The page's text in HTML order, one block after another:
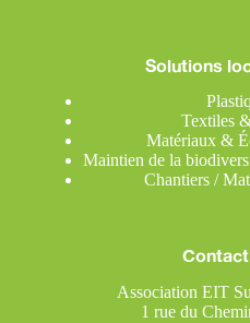
Solutions
Textiles
Matériaux &
Maintien de la
Chantiers /
Contact
Association EIT
1 rue du